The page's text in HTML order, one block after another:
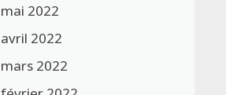
mai 2022
avril 2022
mars 2022